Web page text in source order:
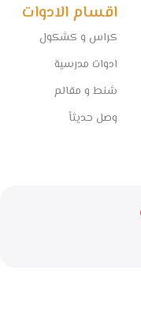
اقسام الادوات
كراس و كشكول
ادوات مدرسية
شنط و مقالم
وصل حديثاً